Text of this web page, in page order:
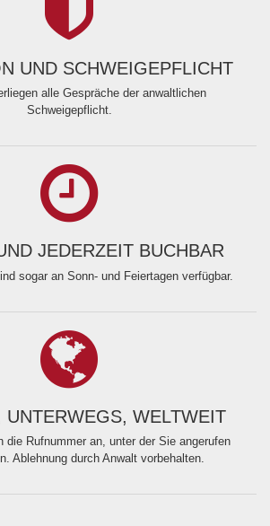
UND SCHWEIGEPFLICHT
alle Gespräche der anwaltlichen
Schweigepflicht.
JEDERZEIT BUCHBAR
sogar an Sonn- und Feiertagen verfügbar.
UNTERWEGS, WELTWEIT
die Rufnummer an, unter der Sie angerufen
Ablehnung durch Anwalt vorbehalten.